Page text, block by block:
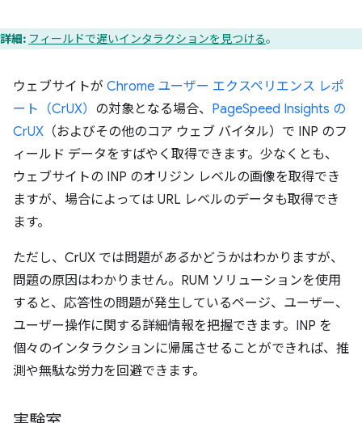
詳細: フィールドで遅いインタラクションを見つける。
ウェブサイトが Chrome ユーザー エクスペリエンス レポ
ート（CrUX） の対象となる場合、 PageSpeed Insights の
CrUX （およびその他のコア ウェブ バイタル）で INP のフ
ィールド データをすばやく取得できます。少なくとも、
ウェブサイトの INP のオリジン レベルの画像を取得でき
ますが、場合によっては URL レベルのデータも取得でき
ます。
ただし、CrUX では問題があるかどうかはわかりますが、
問題の原因はわかりません。RUM ソリューションを使用
すると、応答性の問題が発生しているページ、ユーザー、
ユーザー操作に関する詳細情報を把握できます。INP を
個々のインタラクションに帰属させることができれば、推
測や無駄な労力を回避できます。